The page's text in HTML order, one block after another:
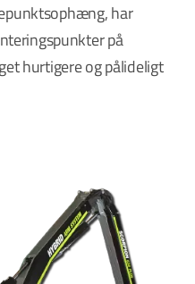
har
på
hurtigere og pålideligt